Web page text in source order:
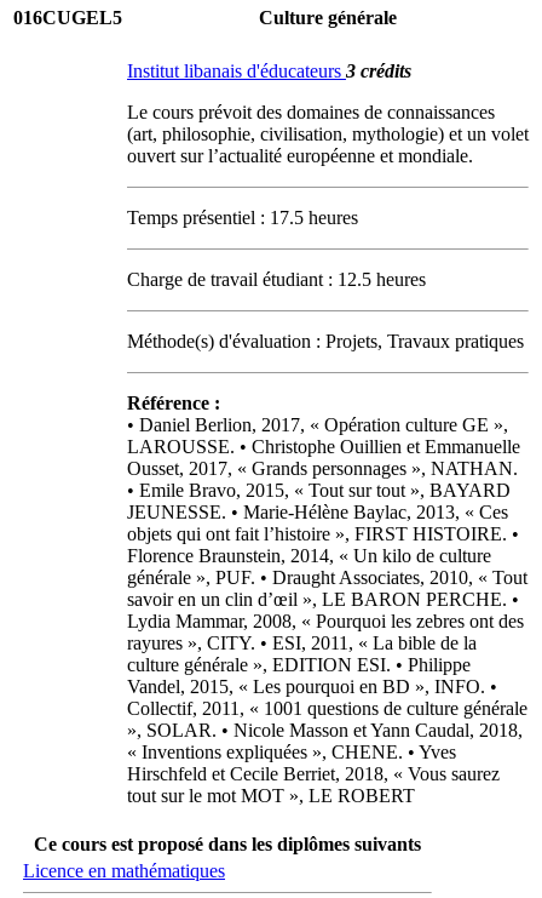
016CUGEL5 Culture générale
Institut libanais d'éducateurs 3 crédits
Le cours prévoit des domaines de connaissances
(art, philosophie, civilisation, mythologie) et un volet
ouvert sur l’actualité européenne et mondiale.
Temps présentiel : 17.5 heures
Charge de travail étudiant : 12.5 heures
Méthode(s) d'évaluation : Projets, Travaux pratiques
Référence :
• Daniel Berlion, 2017, « Opération culture GE »,
LAROUSSE. • Christophe Ouillien et Emmanuelle
Ousset, 2017, « Grands personnages », NATHAN.
• Emile Bravo, 2015, « Tout sur tout », BAYARD
JEUNESSE. • Marie-Hélène Baylac, 2013, « Ces
objets qui ont fait l’histoire », FIRST HISTOIRE. •
Florence Braunstein, 2014, « Un kilo de culture
générale », PUF. • Draught Associates, 2010, « Tout
savoir en un clin d’œil », LE BARON PERCHE. •
Lydia Mammar, 2008, « Pourquoi les zebres ont des
rayures », CITY. • ESI, 2011, « La bible de la
culture générale », EDITION ESI. • Philippe
Vandel, 2015, « Les pourquoi en BD », INFO. •
Collectif, 2011, « 1001 questions de culture générale
», SOLAR. • Nicole Masson et Yann Caudal, 2018,
« Inventions expliquées », CHENE. • Yves
Hirschfeld et Cecile Berriet, 2018, « Vous saurez
tout sur le mot MOT », LE ROBERT
Ce cours est proposé dans les diplômes suivants
Licence en mathématiques